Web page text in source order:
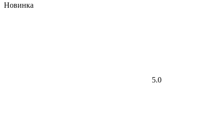
Новинка
5.0